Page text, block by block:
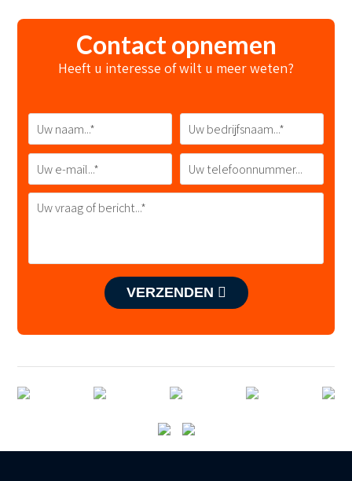
Contact opnemen
Heeft u interesse of wilt u meer weten?
VERZENDEN